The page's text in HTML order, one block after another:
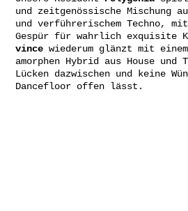
und zeitgenössische Mischung
und verführerischem Techno,
Gespür für wahrlich exquisite
vince wiederum glänzt mit
amorphen Hybrid aus House und
Lücken dazwischen und keine
Dancefloor offen lässt.